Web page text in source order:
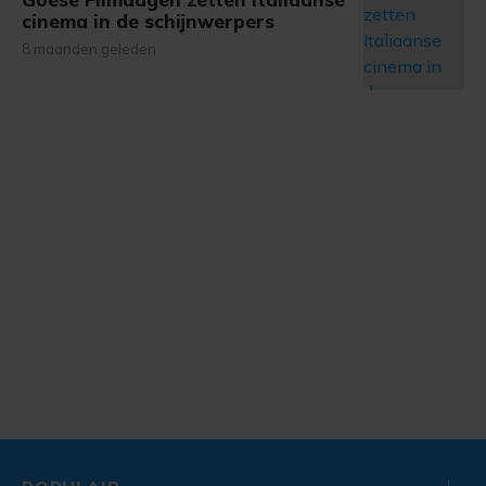
cinema in de schijnwerpers
8 maanden geleden